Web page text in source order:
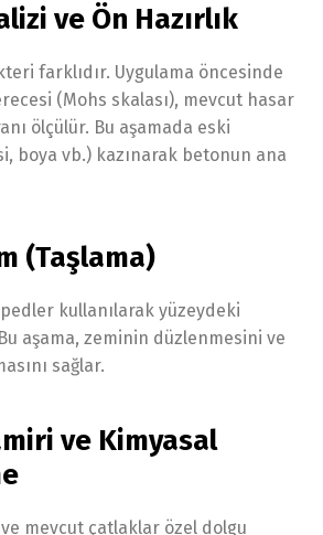
ve Ön Hazırlık
farklıdır. Uygulama öncesinde
(Mohs skalası), mevcut hasar
ölçülür. Bu aşamada eski
boya vb.) kazınarak betonun ana
(Taşlama)
kullanılarak yüzeydeki
aşama, zeminin düzlenmesini ve
sağlar.
ve Kimyasal
mevcut çatlaklar özel dolgu